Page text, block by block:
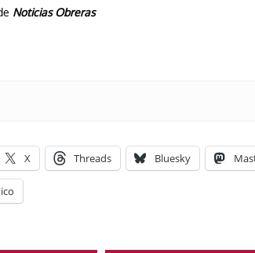
Noticias Obreras
X Threads Bluesky